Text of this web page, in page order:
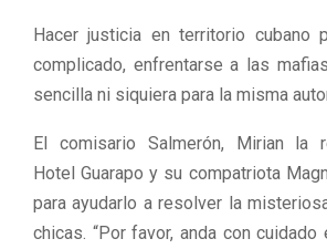
Hacer justicia en territorio cubano
complicado, enfrentarse a las
sencilla ni siquiera para la misma
El comisario Salmerón, Mirian la
Hotel Guarapo y su compatriota
para ayudarlo a resolver la
chicas. “Por favor, anda con